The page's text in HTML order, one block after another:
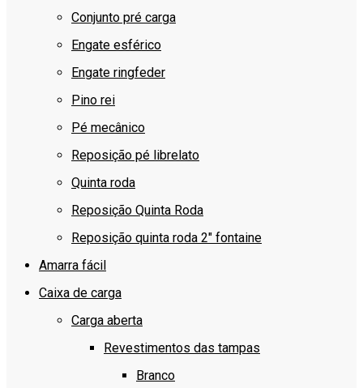
Conjunto pré carga
Engate esférico
Engate ringfeder
Pino rei
Pé mecânico
Reposição pé librelato
Quinta roda
Reposição Quinta Roda
Reposição quinta roda 2″ fontaine
Amarra fácil
Caixa de carga
Carga aberta
Revestimentos das tampas
Branco